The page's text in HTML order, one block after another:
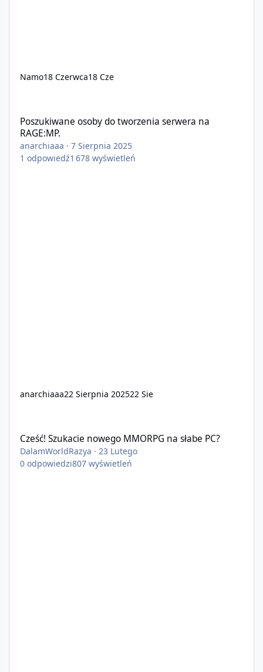
Namo18 Czerwca18 Cze
Poszukiwane osoby do tworzenia serwera na
RAGE:MP.
anarchiaaa ·7 Sierpnia 2025
1 odpowiedź1 678 wyświetleń
anarchiaaa22 Sierpnia 202522 Sie
Cześć! Szukacie nowego MMORPG na słabe PC?
DalamWorldRazya ·23 Lutego
0 odpowiedzi807 wyświetleń